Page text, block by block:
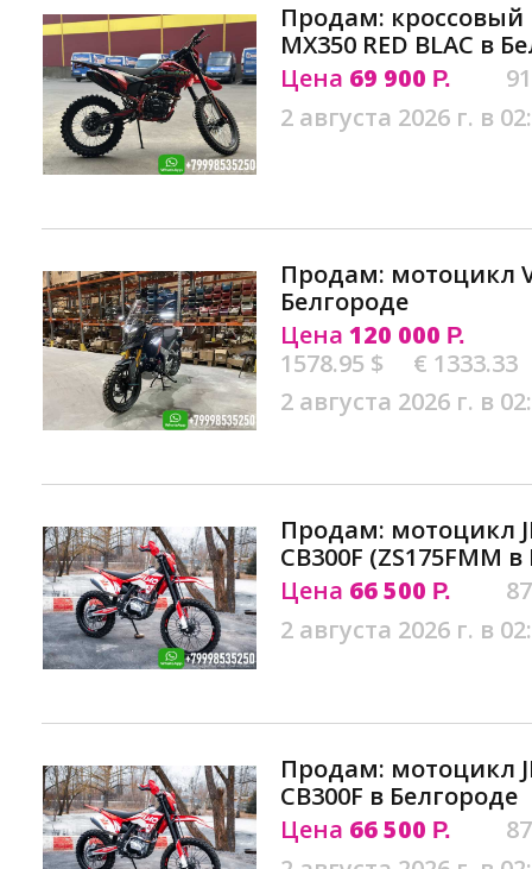
Продам: кроссовый
MX350 RED BLAC в
Цена 69 900 Р.
2 августа 2026 г. в
Продам: мотоцикл
Белгороде
Цена 120 000 Р.
1578.95 $
€ 1333.33
2 августа 2026 г. в
Продам: мотоцикл
CB300F (ZS175FMM
Цена 66 500 Р.
2 августа 2026 г. в
Продам: мотоцикл
CB300F в Белгороде
Цена 66 500 Р.